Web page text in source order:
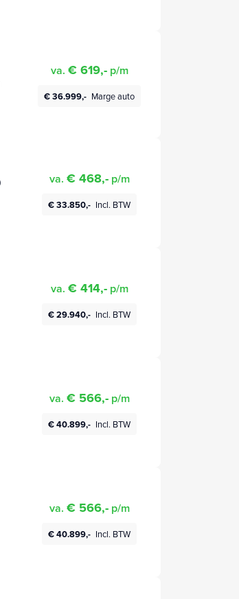
va. € 619,- p/m
€ 36.999,- Marge auto
va. € 468,- p/m
€ 33.850,- Incl. BTW
va. € 414,- p/m
€ 29.940,- Incl. BTW
va. € 566,- p/m
€ 40.899,- Incl. BTW
va. € 566,- p/m
€ 40.899,- Incl. BTW